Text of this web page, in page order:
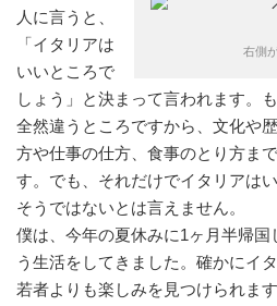
右側
人に言うと、
「イタリアは
いいところで
しょう」と決まって言われます。
全然違うところですから、文化や
方や仕事の仕方、食事のとり方ま
す。でも、それだけでイタリアは
そうではないとは言えません。
僕は、今年の夏休みに1ヶ月半帰
う生活をしてきました。確かにイ
若者よりも楽しみを見つけられま